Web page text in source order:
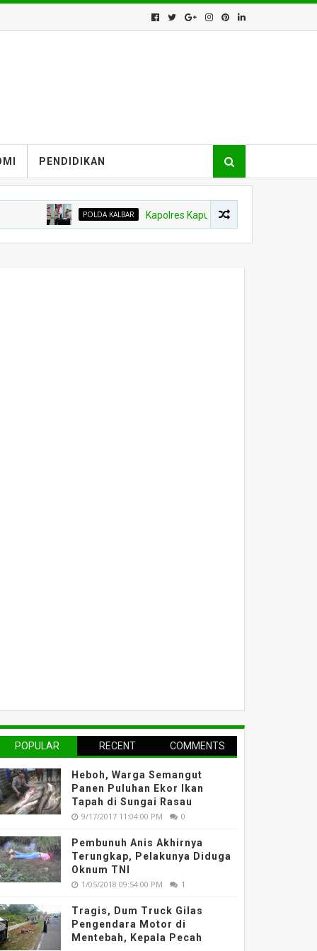
PENDIDIKAN
POLDA KALBAR Kapolres Kapuas Hulu Berganti, Kapolda
POPULAR RECENT COMMENTS
Heboh, Warga Semangut
Panen Puluhan Ekor Ikan
Tapah di Sungai Rasau
9/17/2017 11:04:00 PM 0
Pembunuh Anis Akhirnya
Terungkap, Pelakunya Diduga
Oknum TNI
1/05/2018 09:54:00 PM 1
Tragis, Dum Truck Gilas
Pengendara Motor di
Mentebah, Kepala Pecah